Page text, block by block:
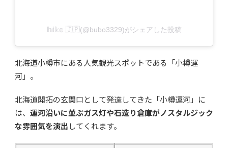
𝕙𝕚𝕜𝕠 🇯🇵(@bubo3329)がシェアした投稿
北海道小樽市にある人気観光スポットである「小樽運
河」。
北海道開拓の玄関口として発達してきた「小樽運河」に
は、 運河沿いに並ぶガス灯や石造り倉庫がノスタルジック
な雰囲気を演出してくれます。